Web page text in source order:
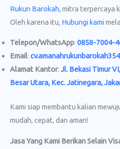
Rukun Barokah, mitra terpercaya
Oleh karena itu, Hubungi kami
Telepon/WhatsApp: 0858-7004-
Email:
Alamat Kantor: Jl. Bekasi Timur
Besar Utara, Kec. Jatinegara,
Kami siap membantu kalian
mudah, cepat, dan aman!
Jasa Yang Kami Berikan Selain